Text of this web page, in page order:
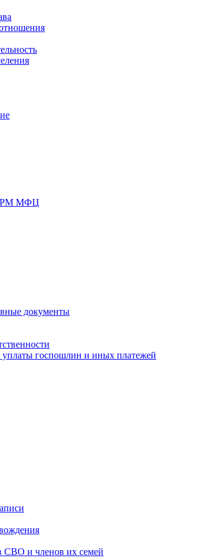
РМ МФЦ
документы
госпошлин и иных платежей
СВО и членов их семей